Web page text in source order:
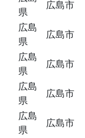
県
広島市
広島
県
広島市
広島
県
広島市
広島
県
広島市
広島
県
広島市